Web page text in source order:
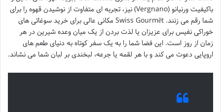
باکیفیت ورنیانو (Vergnano) نیز، تجربه ای متفاوت از نوشیدن قهوه را برای
شما رقم می زنند. Swiss Gourmêt مکانی عالی برای خرید سوغاتی های
خوراکی نفیس برای عزیزان یا لذت بردن از یک میان وعده شیرین در هر
زمان از روز است. این فضا شما را به یک سفر کوتاه به دنیای طعم های
اروپایی دعوت می کند و با هر لقمه یا جرعه، لبخندی بر لبان شما می نشاند.